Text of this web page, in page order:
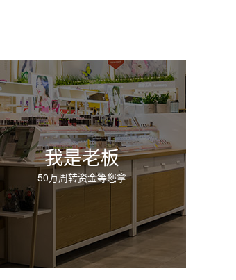
我是老板
50万周转资金等您拿